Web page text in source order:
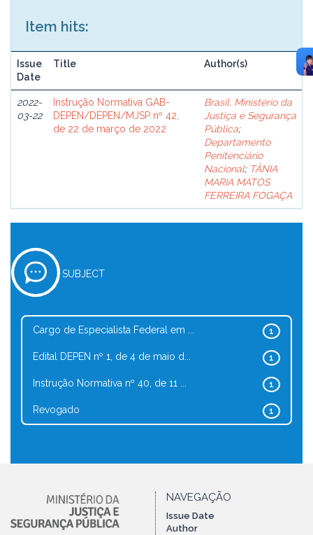
Item hits:
Issue
Date
Title Author(s)
2022-
03-22
Instrução Normativa GAB-
DEPEN/DEPEN/MJSP nº 42,
de 22 de março de 2022
Brasil. Ministério da
Justiça e Segurança
Pública;
Departamento
Penitenciário
Nacional; TÂNIA
MARIA MATOS
FERREIRA FOGAÇA
SUBJECT
1
Cargo de Especialista Federal em ...
1
Edital DEPEN nº 1, de 4 de maio d...
1
Instrução Normativa nº 40, de 11 ...
1
Revogado
NAVEGAÇÃO
Issue Date
Author